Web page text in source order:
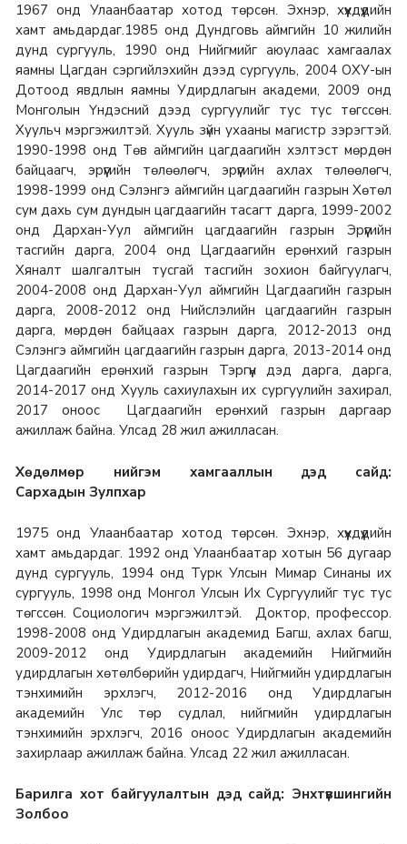
1967 онд Улаанбаатар хотод төрсөн. Эхнэр, хүүхдүүдийн
хамт амьдардаг.1985 онд Дундговь аймгийн 10 жилийн
дунд сургууль, 1990 онд Нийгмийг аюулаас хамгаалах
яамны Цагдан сэргийлэхийн дээд сургууль, 2004 ОХУ-ын
Дотоод явдлын яамны Удирдлагын академи, 2009 онд
Монголын Үндэсний дээд сургуулийг тус тус төгссөн.
Хуульч мэргэжилтэй. Хууль зүйн ухааны магистр зэрэгтэй.
1990-1998 онд Төв аймгийн цагдаагийн хэлтэст мөрдөн
байцаагч, эрүүгийн төлөөлөгч, эрүүгийн ахлах төлөөлөгч,
1998-1999 онд Сэлэнгэ аймгийн цагдаагийн газрын Хөтөл
сум дахь сум дундын цагдаагийн тасагт дарга, 1999-2002
онд Дархан-Уул аймгийн цагдаагийн газрын Эрүүгийн
тасгийн дарга, 2004 онд Цагдаагийн ерөнхий газрын
Хяналт шалгалтын тусгай тасгийн зохион байгуулагч,
2004-2008 онд Дархан-Уул аймгийн Цагдаагийн газрын
дарга, 2008-2012 онд Нийслэлийн цагдаагийн газрын
дарга, мөрдөн байцаах газрын дарга, 2012-2013 онд
Сэлэнгэ аймгийн цагдаагийн газрын дарга, 2013-2014 онд
Цагдаагийн ерөнхий газрын Тэргүүн дэд дарга, дарга,
2014-2017 онд Хууль сахиулахын их сургуулийн захирал,
2017 оноос Цагдаагийн ерөнхий газрын даргаар
ажиллаж байна. Улсад 28 жил ажилласан.
Хөдөлмөр нийгэм хамгааллын дэд сайд:
Сархадын Зулпхар
1975 онд Улаанбаатар хотод төрсөн. Эхнэр, хүүхдүүдийн
хамт амьдардаг. 1992 онд Улаанбаатар хотын 56 дугаар
дунд сургууль, 1994 онд Турк Улсын Мимар Синаны их
сургууль, 1998 онд Монгол Улсын Их Сургуулийг тус тус
төгссөн. Социологич мэргэжилтэй. Доктор, профессор.
1998-2008 онд Удирдлагын академид Багш, ахлах багш,
2009-2012 онд Удирдлагын академийн Нийгмийн
удирдлагын хөтөлбөрийн удирдагч, Нийгмийн удирдлагын
тэнхимийн эрхлэгч, 2012-2016 онд Удирдлагын
академийн Улс төр судлал, нийгмийн удирдлагын
тэнхимийн эрхлэгч, 2016 оноос Удирдлагын академийн
захирлаар ажиллаж байна. Улсад 22 жил ажилласан.
Барилга хот байгуулалтын дэд сайд: Энхтүвшингийн
Золбоо